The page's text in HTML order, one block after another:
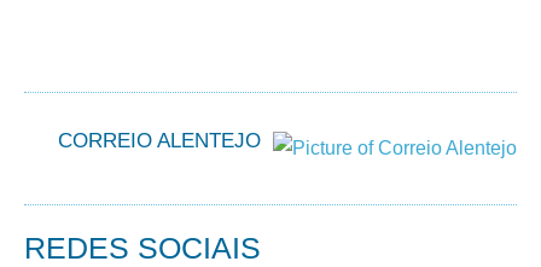
CORREIO ALENTEJO
REDES SOCIAIS